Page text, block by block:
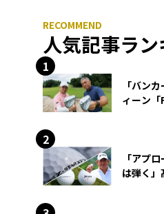
人気記事ラ
「バン
ィーン「
「アプ
は弾く」